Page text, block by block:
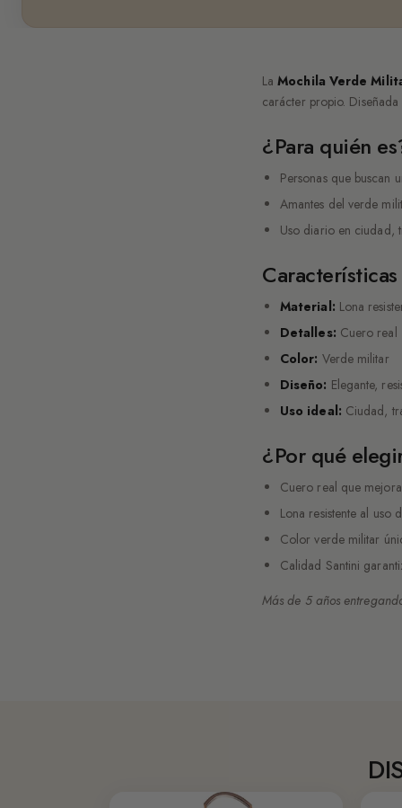
LaMochila Verde
carácter propio.
¿Para quién
Personas que buscan
Amantes del verde
Uso diario en ciudad,
Características
Material: Lona
Detalles: Cuero real
Color: Verde militar
Diseño: Elegante,
Uso ideal: Ciudad,
¿Por qué
Cuero real que
Lona resistente al uso
Color verde militar
Calidad Santini
Más de 5 años